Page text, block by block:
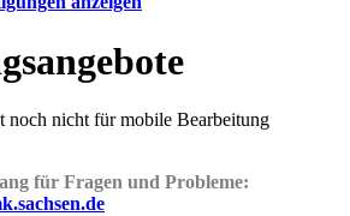
noch nicht für mobile Bearbeitung
für Fragen und Probleme: